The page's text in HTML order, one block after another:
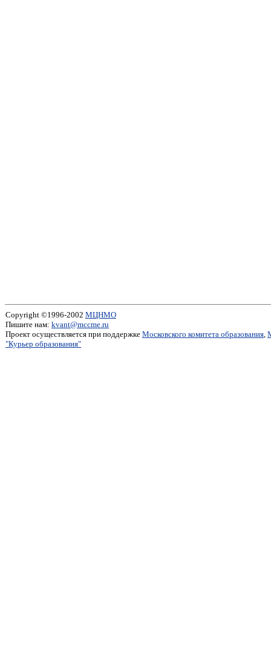
Copyright ©1996-2002 МЦНМО
Пишите нам: kvant@mccme.ru
Проект осуществляется при поддержке Московского комитета образования,
"Курьер образования"